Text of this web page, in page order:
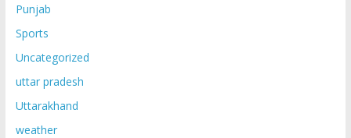
Punjab
Sports
Uncategorized
uttar pradesh
Uttarakhand
weather